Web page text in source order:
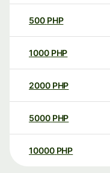
500 PHP
1000 PHP
2000 PHP
5000 PHP
10000 PHP